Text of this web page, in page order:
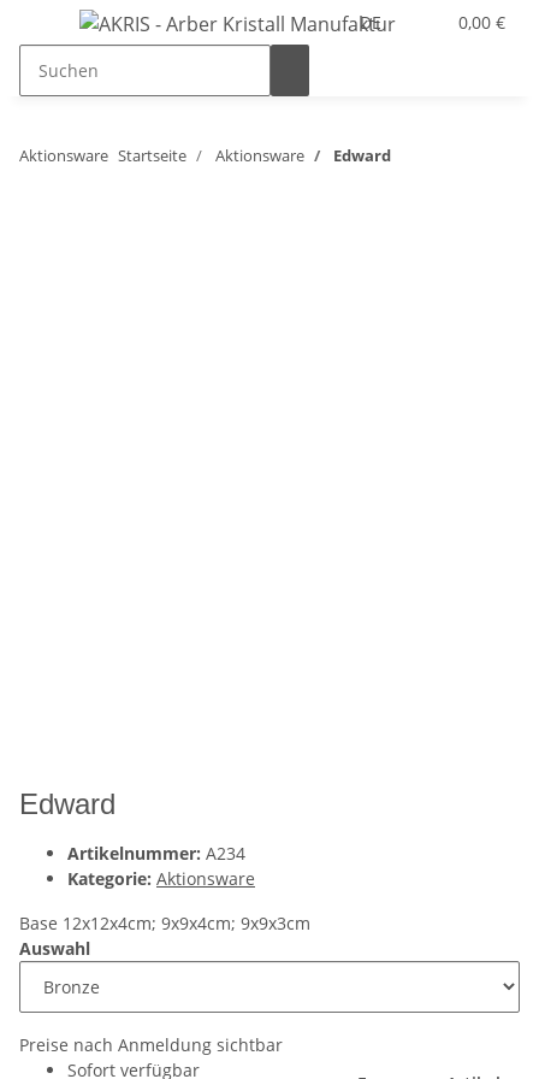
DE 0,00 €
Aktionsware Startseite Aktionsware Edward
Edward
Artikelnummer: A234
Kategorie: Aktionsware
Base 12x12x4cm; 9x9x4cm; 9x9x3cm
Auswahl
Preise nach Anmeldung sichtbar
Sofort verfügbar